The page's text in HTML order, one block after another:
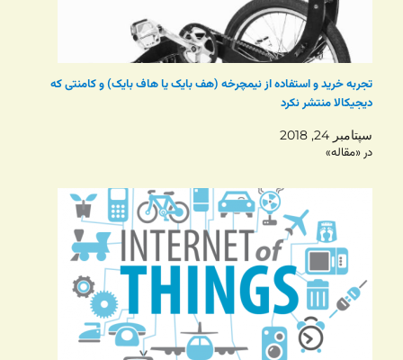
تجربه خرید و استفاده از نیمچرخه (هف بایک یا هاف بایک) و کامنتی که
دیجیکالا منتشر نکرد
سپتامبر 24, 2018
در «مقاله»